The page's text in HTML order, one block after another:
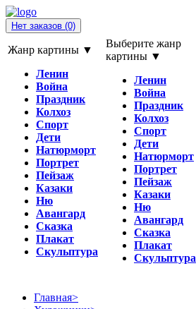
Нет заказов (0)
Жанр картины ▼
Ленин
Война
Праздник
Колхоз
Спорт
Дети
Натюрморт
Портрет
Пейзаж
Казаки
Ню
Авангард
Сказка
Плакат
Скульптура
Выберите жанр
картины ▼
Ленин
Война
Праздник
Колхоз
Спорт
Дети
Натюрморт
Портрет
Пейзаж
Казаки
Ню
Авангард
Сказка
Плакат
Скульптура
Главная>